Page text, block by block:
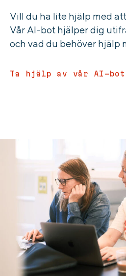
Vill du ha lite hjälp med
Vår AI-bot hjälper dig
och vad du behöver hjälp
Ta hjälp av vår AI-bot